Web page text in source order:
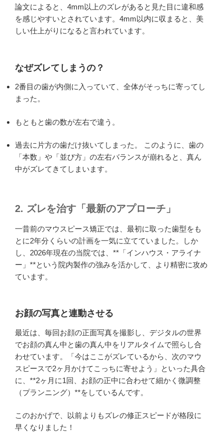
論文によると、 4mm以上のズレがあると見た目に違和感
を感じやすいとされています。 4mm以内に収まると、美
しい仕上がりになると言われています。
なぜズレてしまうの？
2番目の歯が内側に入っていて、全体がそっちに寄ってし
まった。
もともと歯の数が左右で違う。
過去に片方の歯だけ抜いてしまった。 このように、歯の
「本数」や「並び方」の左右バランスが崩れると、真ん
中がズレてきてしまいます。
2. ズレを治す「最新のアプローチ」
一昔前のマウスピース矯正では、最初に取った歯型をも
とに2年分くらいの計画を一気に立てていました。しか
し、2026年現在の当院では、**「インハウス・アライナ
ー」**という院内製作の強みを活かして、より精密に攻め
ています。
お顔の写真と連動させる
最近は、毎回お顔の正面写真を撮影し、デジタルの世界
でお顔の真ん中と歯の真ん中をリアルタイムで照らし合
わせています。「今はここがズレているから、次のマウ
スピースで2ヶ月かけてこっちに寄せよう」といった具合
に、**2ヶ月に1回、お顔の正中に合わせて細かく微調整
（プランニング）**をしているんです。
このおかげで、以前よりもズレの修正スピードが格段に
早くなりました！